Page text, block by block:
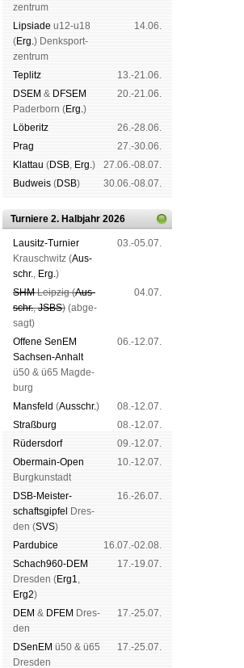
zen­trum
Lipsiade u12-u18
(Erg.) Denk­sport­
zen­trum
14.06.
Tep­litz
13.-21.06.
DSEM & DFSEM
Pader­born (Erg.)
20.-21.06.
Lö­be­ritz
26.-28.06.
Prag
27.-30.06.
Klat­tau (DSB, Erg.)
27.06.-08.07.
Bud­weis (DSB) 30.06.-08.07.
Turniere 2. Halbjahr 2026
Lau­sitz-Tur­nier
Krausch­witz (Aus­
schr., Erg.)
03.-05.07.
SHMLeip­zig (Aus­
schr.,JSBS) (ab­ge­
sagt)
04.07.
Offene SenEM
Sach­sen-An­halt
ü50 & ü65 Mag­de­
burg
06.-12.07.
Mans­feld (Aus­schr.)
08.-12.07.
Straß­burg
08.-12.07.
Rüders­dorf
09.-12.07.
Ober­main-Open
Burg­kun­stadt
10.-12.07.
DSB-Meister­
schafts­gipfel Dres­
den (SVS)
16.-26.07.
Pardu­bice
16.07.-02.08.
Schach960-DEM
Dres­den (Erg1,
Erg2)
17.-19.07.
DEM & DFEM Dres­
den
17.-25.07.
DSenEM ü50 & ü65
Dres­den
17.-25.07.